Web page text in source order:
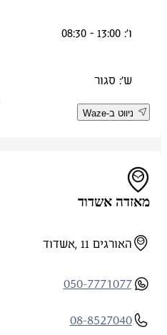
ש': סגור
ניווט ב-Waze
מאזדה אשדוד
האורגים 11 ,אשדוד
050-7771077
08-8527040